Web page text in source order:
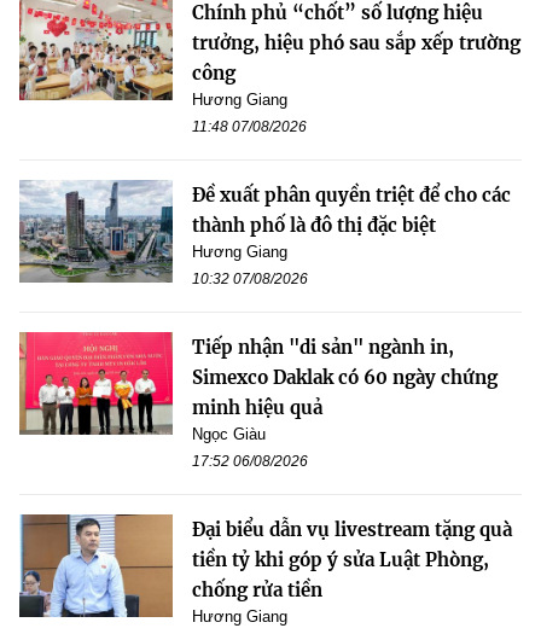
Chính phủ “chốt” số lượng hiệu
trưởng, hiệu phó sau sắp xếp trường
công
Hương Giang
11:48 07/08/2026
Đề xuất phân quyền triệt để cho các
thành phố là đô thị đặc biệt
Hương Giang
10:32 07/08/2026
Tiếp nhận "di sản" ngành in,
Simexco Daklak có 60 ngày chứng
minh hiệu quả
Ngọc Giàu
17:52 06/08/2026
Đại biểu dẫn vụ livestream tặng quà
tiền tỷ khi góp ý sửa Luật Phòng,
chống rửa tiền
Hương Giang